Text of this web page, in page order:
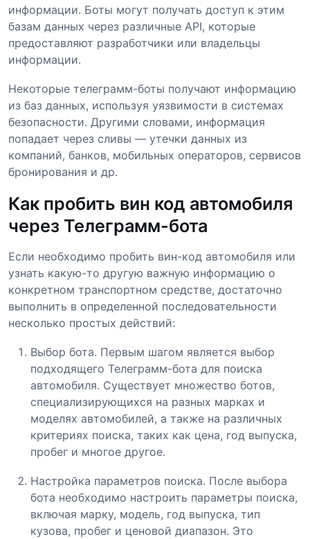
информации. Боты могут получать доступ к этим
базам данных через различные API, которые
предоставляют разработчики или владельцы
информации.
Некоторые телеграмм-боты получают информацию
из баз данных, используя уязвимости в системах
безопасности. Другими словами, информация
попадает через сливы — утечки данных из
компаний, банков, мобильных операторов, сервисов
бронирования и др.
Как пробить вин код автомобиля
через Телеграмм-бота
Если необходимо пробить вин-код автомобиля или
узнать какую-то другую важную информацию о
конкретном транспортном средстве, достаточно
выполнить в определенной последовательности
несколько простых действий:
Выбор бота. Первым шагом является выбор
подходящего Телеграмм-бота для поиска
автомобиля. Существует множество ботов,
специализирующихся на разных марках и
моделях автомобилей, а также на различных
критериях поиска, таких как цена, год выпуска,
пробег и многое другое.
Настройка параметров поиска. После выбора
бота необходимо настроить параметры поиска,
включая марку, модель, год выпуска, тип
кузова, пробег и ценовой диапазон. Это